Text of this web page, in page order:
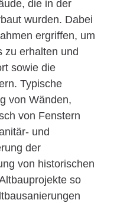
die in der
wurden. Dabei
ergriffen, um
zu erhalten und
sowie die
Typische
von Wänden,
von Fenstern
und
der
von historischen
so